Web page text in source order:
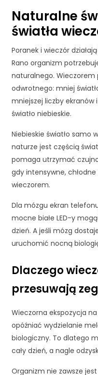
Naturalne
światła
Poranek i wieczór
Rano organizm
naturalnego. Wieczorem
odwrotnego: mniej
mniejszej liczby ekranów
światło niebieskie.
Niebieskie światło samo
naturze jest częścią
pomaga utrzymać
gdy intensywne,
wieczorem.
Dla mózgu ekran
mocne białe LED-y
dzień. A jeśli mózg
uruchomić nocną
Dlaczego
przesuwają
Wieczorna ekspozycja
opóźniać wydzielanie
biologiczny. To dlatego
cały dzień, a nagle
Organizm nie zawsze
i
o
d
u
ci
s
e
p
ki
c
ki
e
ni
e
kt
r
f
n
cj
z
ni
k
ą